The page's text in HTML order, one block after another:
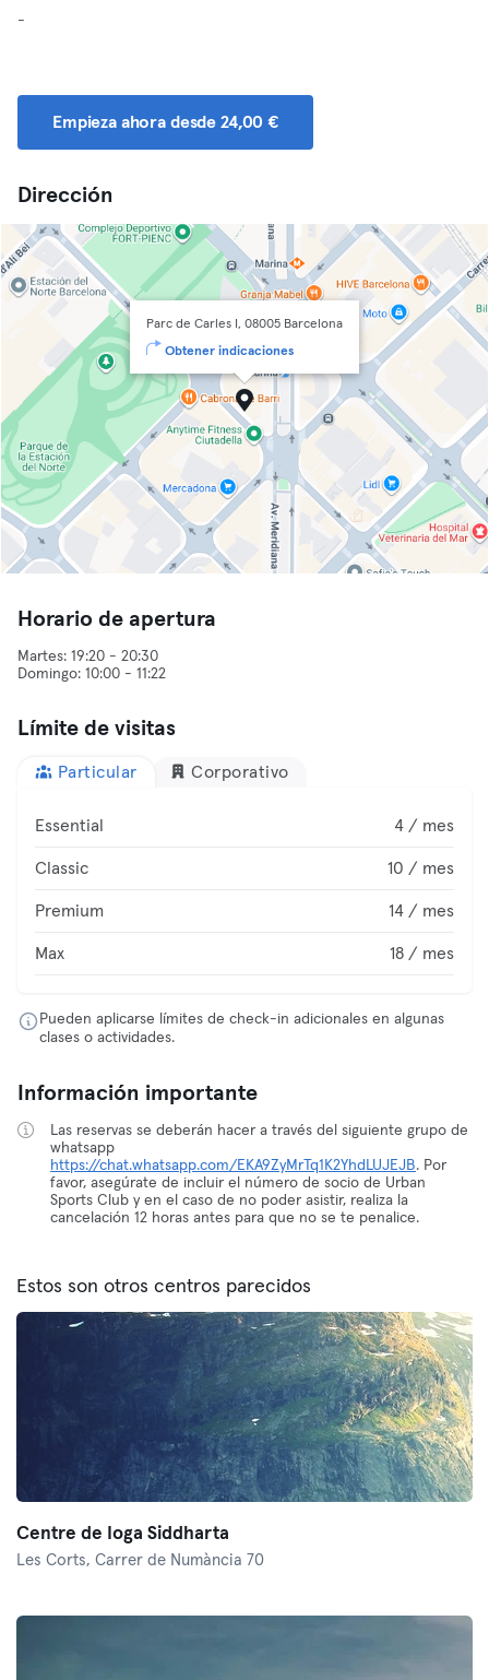
-
Empieza ahora desde 24,00 €
Dirección
Parc de Carles I, 08005 Barcelona
Obtener indicaciones
Horario de apertura
Martes: 19:20 - 20:30
Límite de visitas
Particular Corporativo
Essential 4 / mes
Classic 10 / mes
Premium 14 / mes
Max 18 / mes
Pueden aplicarse límites de check-in adicionales en algunas
clases o actividades.
Información importante
Las reservas se deberán hacer a través del siguiente grupo de
whatsapp
https://chat.whatsapp.com/EKA9ZyMrTq1K2YhdLUJEJB. Por
favor, asegúrate de incluir el número de socio de Urban
Sports Club y en el caso de no poder asistir, realiza la
cancelación 12 horas antes para que no se te penalice.
Estos son otros centros parecidos
Centre de Ioga Siddharta
Les Corts, Carrer de Numància 70